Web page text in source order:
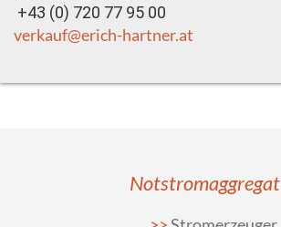
+43 (0) 720 77 95 00
verkauf@erich-hartner.at
Notstromaggregat